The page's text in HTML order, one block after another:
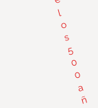
l
o
s
5
0
0
a
ñ